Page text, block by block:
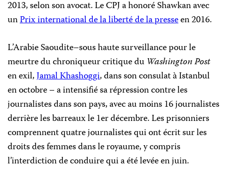
2013, selon son avocat. Le CPJ a honoré Shawkan avec
unPrix international de la liberté de la presseen 2016.
L’Arabie Saoudite–sous haute surveillance pour le
meurtre du chroniqueur critique du Washington Post
en exil,Jamal Khashoggi, dans son consulat à Istanbul
en octobre – a intensifié sa répression contre les
journalistes dans son pays, avec au moins 16 journalistes
derrière les barreaux le 1er décembre. Les prisonniers
comprennent quatre journalistes qui ont écrit sur les
droits des femmes dans le royaume, y compris
l’interdiction de conduire qui a été levée en juin.